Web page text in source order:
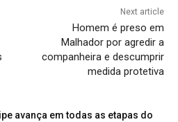
Next article
Homem é preso em
Malhador por agredir a
companheira e descumprir
medida protetiva
avança em todas as etapas do